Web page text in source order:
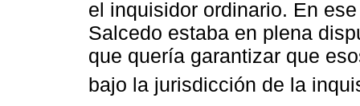
el inquisidor ordinario. En
Salcedo estaba en plena
que quería garantizar que
bajo la jurisdicción de la